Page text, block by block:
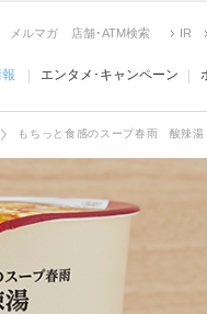
メルマガ 店舗･ATM検索 IR
エンタメ･キャンペーン
もちっと食感のスープ春雨 酸辣湯